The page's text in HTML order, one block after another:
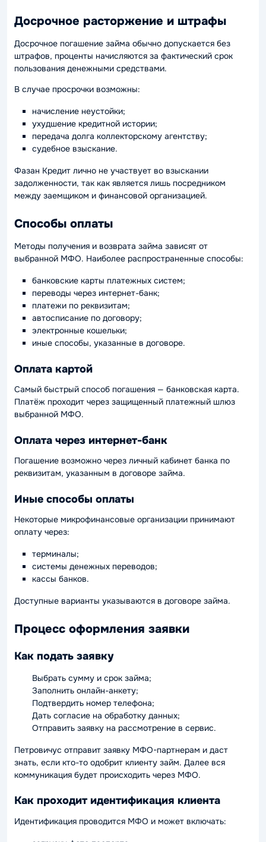
Досрочное расторжение и штрафы
Досрочное погашение займа обычно допускается без
штрафов, проценты начисляются за фактический срок
пользования денежными средствами.
В случае просрочки возможны:
начисление неустойки;
ухудшение кредитной истории;
передача долга коллекторскому агентству;
судебное взыскание.
Фазан Кредит лично не участвует во взыскании
задолженности, так как является лишь посредником
между заемщиком и финансовой организацией.
Способы оплаты
Методы получения и возврата займа зависят от
выбранной МФО. Наиболее распространенные способы:
банковские карты платежных систем;
переводы через интернет-банк;
платежи по реквизитам;
автосписание по договору;
электронные кошельки;
иные способы, указанные в договоре.
Оплата картой
Самый быстрый способ погашения — банковская карта.
Платёж проходит через защищенный платежный шлюз
выбранной МФО.
Оплата через интернет-банк
Погашение возможно через личный кабинет банка по
реквизитам, указанным в договоре займа.
Иные способы оплаты
Некоторые микрофинансовые организации принимают
оплату через:
терминалы;
системы денежных переводов;
кассы банков.
Доступные варианты указываются в договоре займа.
Процесс оформления заявки
Как подать заявку
Выбрать сумму и срок займа;
Заполнить онлайн-анкету;
Подтвердить номер телефона;
Дать согласие на обработку данных;
Отправить заявку на рассмотрение в сервис.
Петровичус отправит заявку МФО-партнерам и даст
знать, если кто-то одобрит клиенту займ. Далее вся
коммуникация будет происходить через МФО.
Как проходит идентификация клиента
Идентификация проводится МФО и может включать: